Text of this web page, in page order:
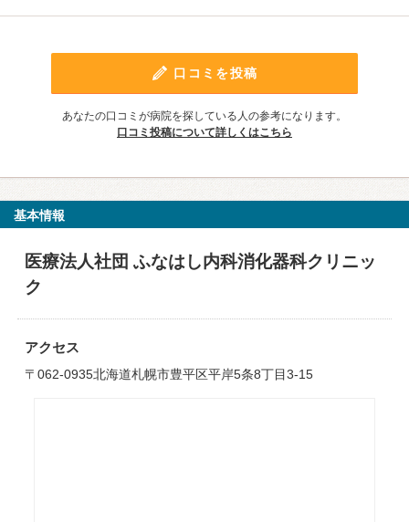
口コミを投稿
あなたの口コミが病院を探している人の参考になります。
口コミ投稿について詳しくはこちら
基本情報
医療法人社団 ふなはし内科消化器科クリニッ
ク
アクセス
〒062-0935北海道札幌市豊平区平岸5条8丁目3-15